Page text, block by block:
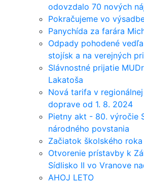
odovzdalo 70 nových
Pokračujeme vo
Panychída za farára
Odpady pohodené
stojísk a na verejných
Slávnostné prijatie
Lakatoša
Nová tarifa v
doprave od 1. 8. 2024
Pietny akt - 80. výročie
národného povstania
Začiatok školského
Otvorenie prístavby k
Sídlisko II vo Vranove
AHOJ LETO